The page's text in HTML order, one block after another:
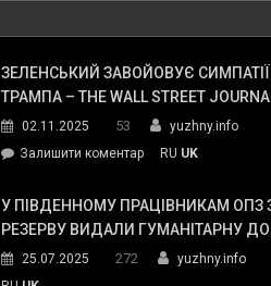
ЗЕЛЕНСЬКИЙ ЗАВОЙОВУЄ
ТРАМПА – THE WALL STREET
02.11.2025 53
yuzhny.info
Залишити коментарon
завойовує
симпатії
Трампа
RU UK
У ПІВДЕННОМУ ПРАЦІВНИКАМ ОПЗ
РЕЗЕРВУ ВИДАЛИ ГУМАНІТАРНУ
25.07.2025 272 yuzhny.info